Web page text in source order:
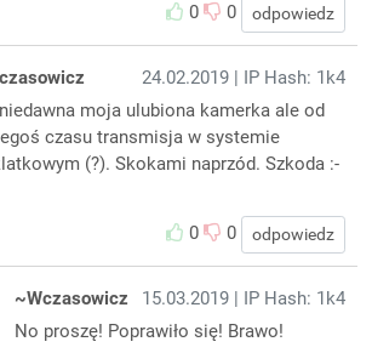
0 0 odpowiedz
24.02.2019 | IP Hash: 1k4
moja ulubiona kamerka ale od
czasu transmisja w systemie
(?). Skokami naprzód. Szkoda :-
0
0 odpowiedz
15.03.2019 | IP Hash: 1k4
~Wczasowicz
No proszę! Poprawiło się! Brawo!